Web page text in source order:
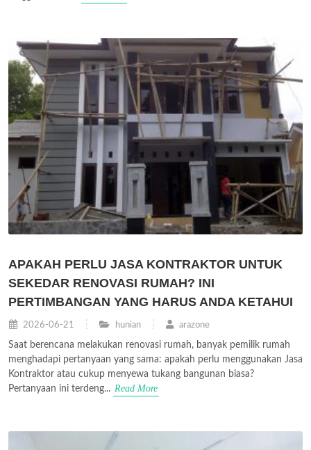
APAKAH PERLU JASA KONTRAKTOR UNTUK
SEKEDAR RENOVASI RUMAH? INI
PERTIMBANGAN YANG HARUS ANDA KETAHUI
2026-06-21 hunian arazone
Saat berencana melakukan renovasi rumah, banyak pemilik rumah
menghadapi pertanyaan yang sama: apakah perlu menggunakan Jasa
Kontraktor atau cukup menyewa tukang bangunan biasa?
Pertanyaan ini terdeng... Read More